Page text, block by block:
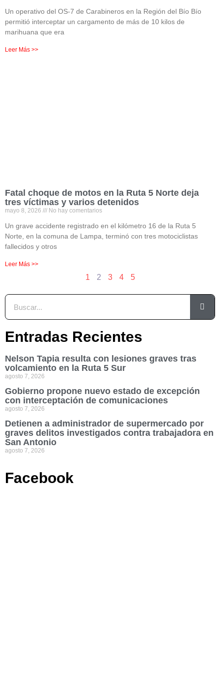
Un operativo del OS-7 de Carabineros en la Región del Bío Bío
permitió interceptar un cargamento de más de 10 kilos de
marihuana que era
Leer Más >>
Fatal choque de motos en la Ruta 5 Norte deja
tres víctimas y varios detenidos
mayo 8, 2026 No hay comentarios
Un grave accidente registrado en el kilómetro 16 de la Ruta 5
Norte, en la comuna de Lampa, terminó con tres motociclistas
fallecidos y otros
Leer Más >>
1 2 3 4 5
Entradas Recientes
Nelson Tapia resulta con lesiones graves tras
volcamiento en la Ruta 5 Sur
agosto 7, 2026
Gobierno propone nuevo estado de excepción
con interceptación de comunicaciones
agosto 7, 2026
Detienen a administrador de supermercado por
graves delitos investigados contra trabajadora en
San Antonio
agosto 7, 2026
Facebook